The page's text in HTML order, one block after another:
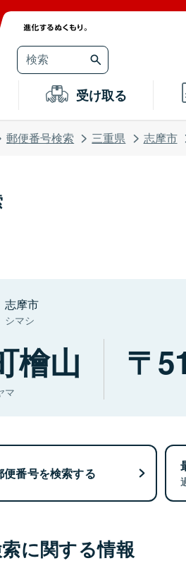
受け取る
郵便番号検索 三重県 志摩市
志摩市
シマシ
檜山
マ
便番号を検索する
に関する情報